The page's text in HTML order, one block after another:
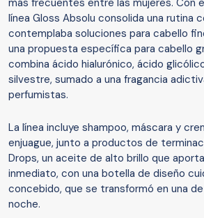
más frecuentes entre las mujeres. Con
línea Gloss Absolu consolida una rutina
contemplaba soluciones para cabello
una propuesta específica para cabello
combina ácido hialurónico, ácido
silvestre, sumado a una fragancia
perfumistas.
La línea incluye shampoo, máscara y
enjuague, junto a productos de
Drops, un aceite de alto brillo que
inmediato, con una botella de diseño
concebido, que se transformó en una
noche.